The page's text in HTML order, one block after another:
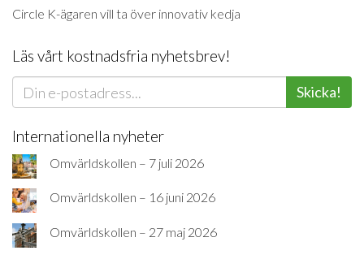
Circle K-ägaren vill ta över innovativ kedja
Läs vårt kostnadsfria nyhetsbrev!
Skicka!
Internationella nyheter
Omvärldskollen – 7 juli 2026
Omvärldskollen – 16 juni 2026
Omvärldskollen – 27 maj 2026